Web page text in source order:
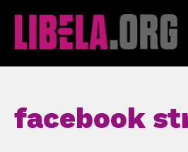
facebook